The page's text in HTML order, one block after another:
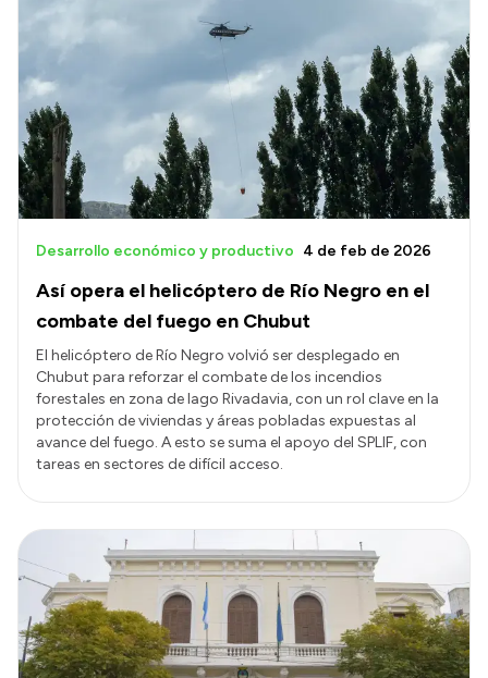
Así opera el helicóptero de Río Negro en el
combate del fuego en Chubut
Desarrollo económico y productivo 4 de feb de 2026
El helicóptero de Río Negro volvió ser desplegado en
Chubut para reforzar el combate de los incendios
forestales en zona de lago Rivadavia, con un rol clave en la
protección de viviendas y áreas pobladas expuestas al
avance del fuego. A esto se suma el apoyo del SPLIF, con
tareas en sectores de difícil acceso.